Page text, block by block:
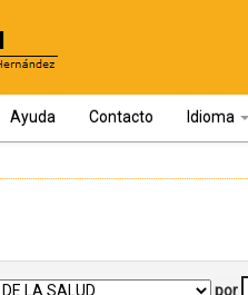
Ayuda Contacto Idioma
por